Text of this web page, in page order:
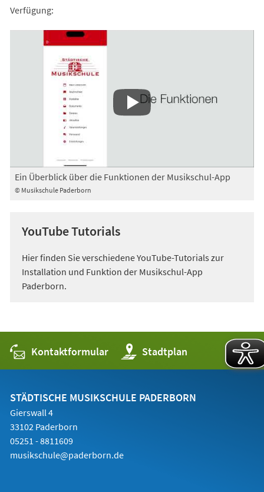
Verfügung:
© Musikschule Paderborn
Ein Überblick über die Funktionen der Musikschul-App
YouTube Tutorials
Hier finden Sie verschiedene YouTube-Tutorials zur
Installation und Funktion der Musikschul-App
Paderborn.
Kontaktformular Stadtplan
(Öffnet
in
einem
Tab)
STÄDTISCHE MUSIKSCHULE PADERBORN
Gierswall 4
33102 Paderborn
05251 - 8811609
musikschule@paderborn.de